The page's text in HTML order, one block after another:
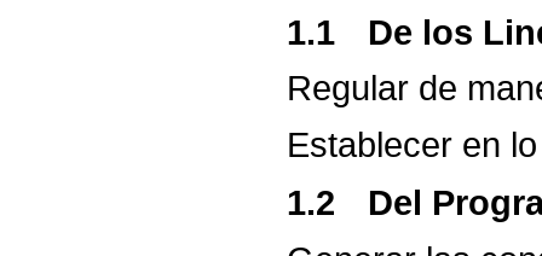
1.1
De los
Regular de
Establecer en lo
1.2
Del